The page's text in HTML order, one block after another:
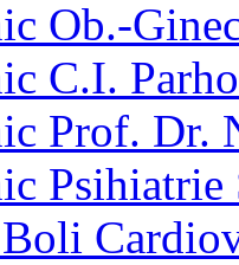
Ob.-
C.I.
Prof. Dr.
Psihiatrie